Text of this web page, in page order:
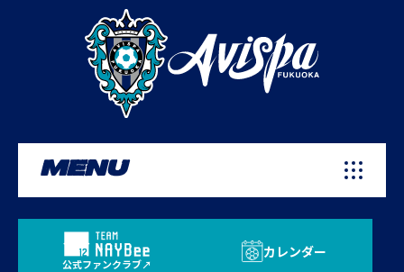
MENU
公式ファンクラブ
カレンダー